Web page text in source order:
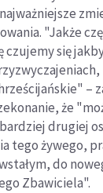
"Jakże
czujemy się
–
że
drugiej
tego żywego,
do
Zbawiciela".